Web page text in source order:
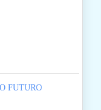
FUTURO